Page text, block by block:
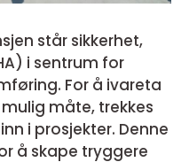
står sikkerhet,
i sentrum for
For å ivareta
måte, trekkes
i prosjekter. Denne
å skape tryggere